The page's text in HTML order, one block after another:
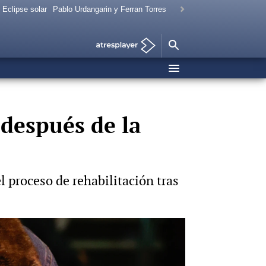
Eclipse solar Pablo Urdangarin y Ferran Torres
de la
proceso de rehabilitación tras